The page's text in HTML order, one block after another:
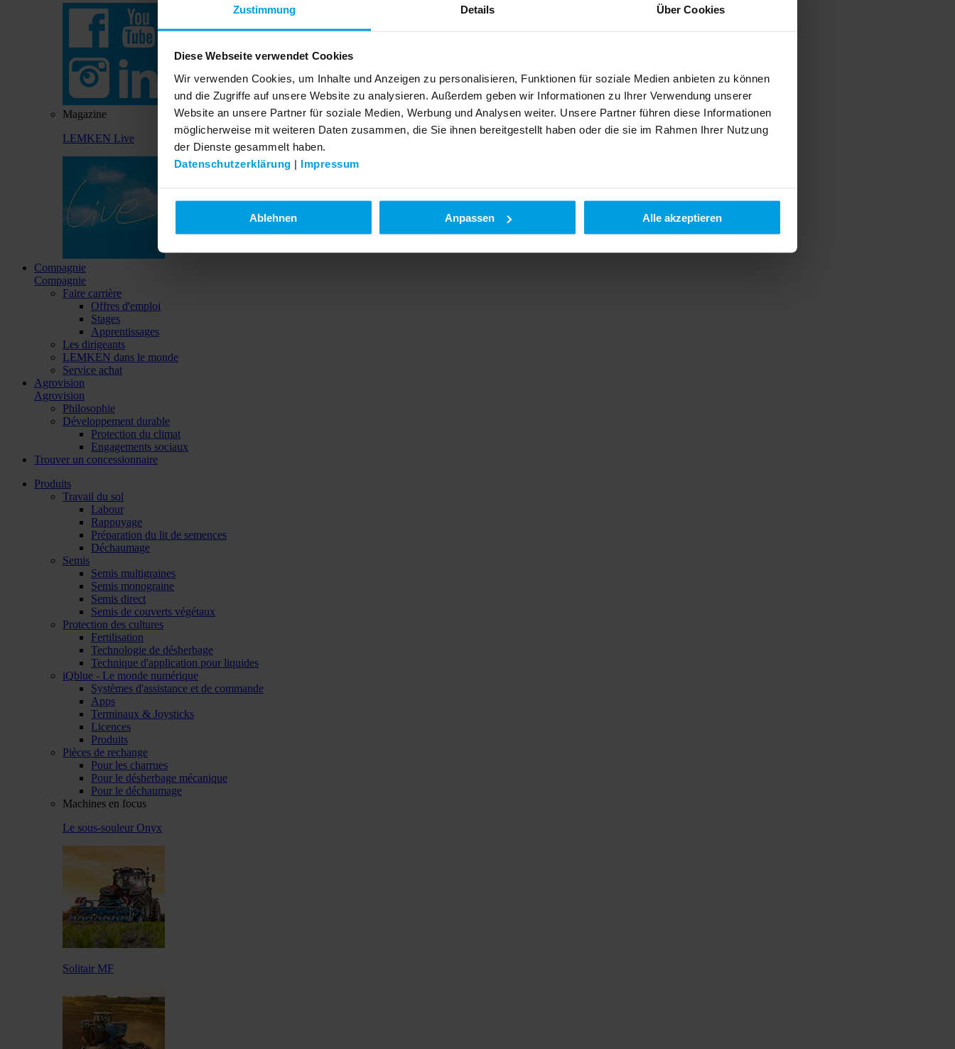
Zustimmung Details Über Cookies
Diese Webseite verwendet Cookies
Wir verwenden Cookies, um Inhalte und Anzeigen zu personalisieren, Funktionen für soziale Medien anbieten zu können
und die Zugriffe auf unsere Website zu analysieren. Außerdem geben wir Informationen zu Ihrer Verwendung unserer
Website an unsere Partner für soziale Medien, Werbung und Analysen weiter. Unsere Partner führen diese Informationen
möglicherweise mit weiteren Daten zusammen, die Sie ihnen bereitgestellt haben oder die sie im Rahmen Ihrer Nutzung
der Dienste gesammelt haben.
Datenschutzerklärung | Impressum
Ablehnen Anpassen Alle akzeptieren
Magazine
LEMKEN Live
Compagnie
Compagnie
Faire carrière
Offres d'emploi
Stages
Apprentissages
Les dirigeants
LEMKEN dans le monde
Service achat
Agrovision
Agrovision
Philosophie
Développement durable
Protection du climat
Engagements sociaux
Trouver un concessionnaire
Produits
Travail du sol
Labour
Rappuyage
Préparation du lit de semences
Déchaumage
Semis
Semis multigraines
Semis monograine
Semis direct
Semis de couverts végétaux
Protection des cultures
Fertilisation
Technologie de désherbage
Technique d'application pour liquides
iQblue - Le monde numérique
Systèmes d'assistance et de commande
Apps
Terminaux & Joysticks
Licences
Produits
Pièces de rechange
Pour les charrues
Pour le désherbage mécanique
Pour le déchaumage
Machines en focus
Le sous-souleur Onyx
Solitair MF